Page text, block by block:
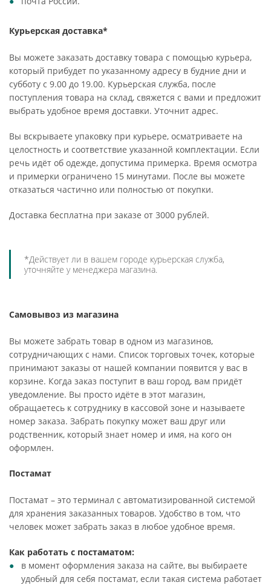
Курьерская доставка*
Вы можете заказать доставку товара с помощью курьера,
который прибудет по указанному адресу в будние дни и
субботу с 9.00 до 19.00. Курьерская служба, после
поступления товара на склад, свяжется с вами и предложит
выбрать удобное время доставки. Уточнит адрес.
Вы вскрываете упаковку при курьере, осматриваете на
целостность и соответствие указанной комплектации. Если
речь идёт об одежде, допустима примерка. Время осмотра
и примерки ограничено 15 минутами. После вы можете
отказаться частично или полностью от покупки.
Доставка бесплатна при заказе от 3000 рублей.
*Действует ли в вашем городе курьерская служба,
уточняйте у менеджера магазина.
Самовывоз из магазина
Вы можете забрать товар в одном из магазинов,
сотрудничающих с нами. Список торговых точек, которые
принимают заказы от нашей компании появится у вас в
корзине. Когда заказ поступит в ваш город, вам придёт
уведомление. Вы просто идёте в этот магазин,
обращаетесь к сотруднику в кассовой зоне и называете
номер заказа. Забрать покупку может ваш друг или
родственник, который знает номер и имя, на кого он
оформлен.
Постамат
Постамат – это терминал с автоматизированной системой
для хранения заказанных товаров. Удобство в том, что
человек может забрать заказ в любое удобное время.
Как работать с постаматом:
в момент оформления заказа на сайте, вы выбираете
удобный для себя постамат, если такая система работает